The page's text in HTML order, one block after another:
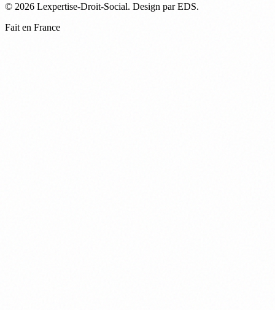
© 2026 Lexpertise-Droit-Social. Design par EDS.
Fait en France